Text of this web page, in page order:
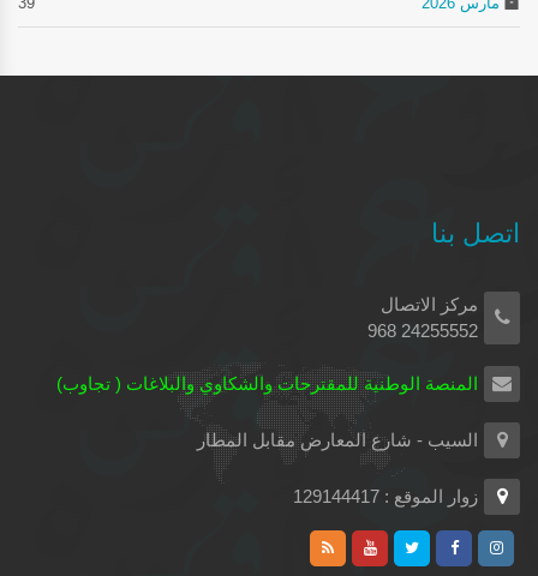
اتصل بنا
مركز الاتصال
24255552 968
المنصة الوطنية للمقترحات والشكاوي والبلاغات ( تجاوب)
السيب - شارع المعارض مقابل المطار
زوار الموقع : 129144417